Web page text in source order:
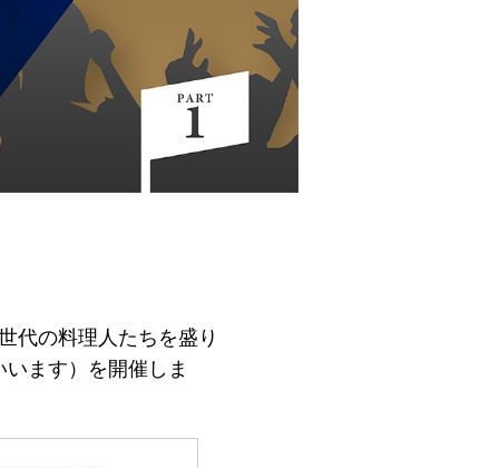
代の料理人たちを盛り
ます）を開催しま